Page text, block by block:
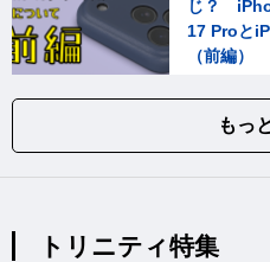
じ？
17 Proと
（前編）
もっ
トリニティ特集